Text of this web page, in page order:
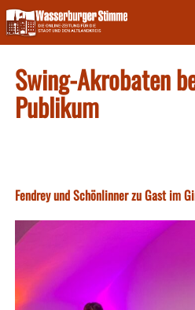
Skip
to
content
Swing-Akrobaten
Publikum
Fendrey und Schönlinner zu Gast im